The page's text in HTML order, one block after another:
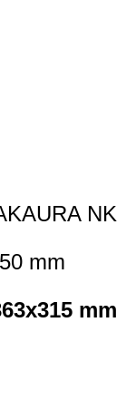
NK
mm
mm